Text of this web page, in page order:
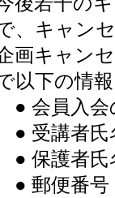
、キャン
画キャン
以下の情
● 会員入会
● 受講者氏
● 保護者氏
● 郵便番号